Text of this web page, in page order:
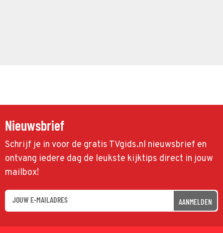
Nieuwsbrief
Schrijf je in voor de gratis TVgids.nl nieuwsbrief en
ontvang iedere dag de leukste kijktips direct in jouw
mailbox!
AANMELDEN